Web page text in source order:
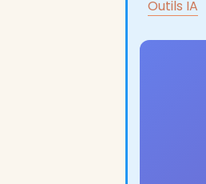
Outils IA